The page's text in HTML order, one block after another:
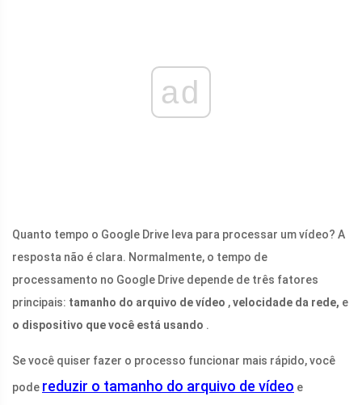
ad
Quanto tempo o Google Drive leva para processar um vídeo? A
resposta não é clara. Normalmente, o tempo de
processamento no Google Drive depende de três fatores
principais: tamanho do arquivo de vídeo ,velocidade da rede, e
o dispositivo que você está usando .
Se você quiser fazer o processo funcionar mais rápido, você
pode reduzir o tamanho do arquivo de vídeo e